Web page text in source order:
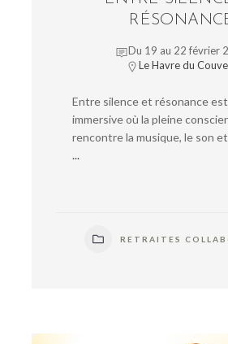
Du 19 au 22 février
Le Havre du
Entre silence et résonance
immersive où la pleine
rencontre la musique, le son
...
RETRAITES